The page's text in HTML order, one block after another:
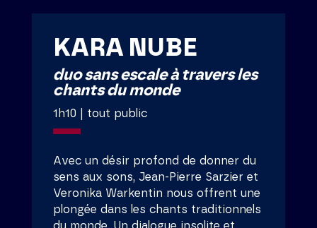
KARA NUBE
duo sans escale à travers les
chants du monde
1h10 | tout public
Avec un désir profond de donner du
sens aux sons, Jean-Pierre Sarzier et
Veronika Warkentin nous offrent une
plongée dans les chants traditionnels